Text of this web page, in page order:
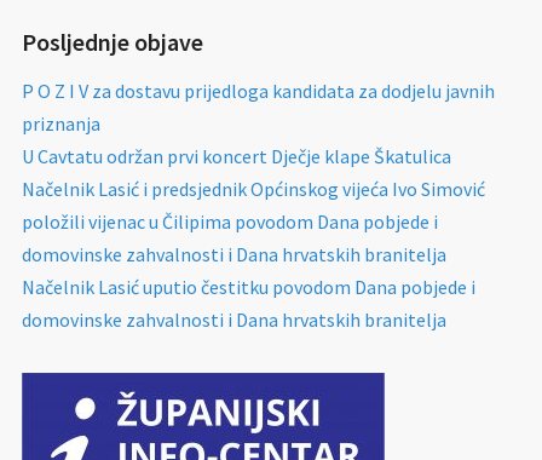
Posljednje objave
P O Z I V za dostavu prijedloga kandidata za dodjelu javnih
priznanja
U Cavtatu održan prvi koncert Dječje klape Škatulica
Načelnik Lasić i predsjednik Općinskog vijeća Ivo Simović
položili vijenac u Čilipima povodom Dana pobjede i
domovinske zahvalnosti i Dana hrvatskih branitelja
Načelnik Lasić uputio čestitku povodom Dana pobjede i
domovinske zahvalnosti i Dana hrvatskih branitelja